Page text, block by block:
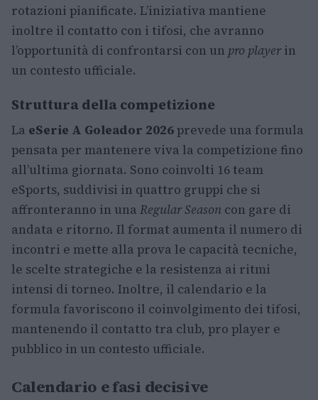
rotazioni pianificate. L’iniziativa mantiene
inoltre il contatto con i tifosi, che avranno
l’opportunità di confrontarsi con un pro player in
un contesto ufficiale.
Struttura della competizione
La eSerie A Goleador 2026prevede una formula
pensata per mantenere viva la competizione fino
all’ultima giornata. Sono coinvolti 16 team
eSports, suddivisi in quattro gruppi che si
affronteranno in una Regular Season con gare di
andata e ritorno. Il format aumenta il numero di
incontri e mette alla prova le capacità tecniche,
le scelte strategiche e la resistenza ai ritmi
intensi di torneo. Inoltre, il calendario e la
formula favoriscono il coinvolgimento dei tifosi,
mantenendo il contatto tra club, pro player e
pubblico in un contesto ufficiale.
Calendario e fasi decisive